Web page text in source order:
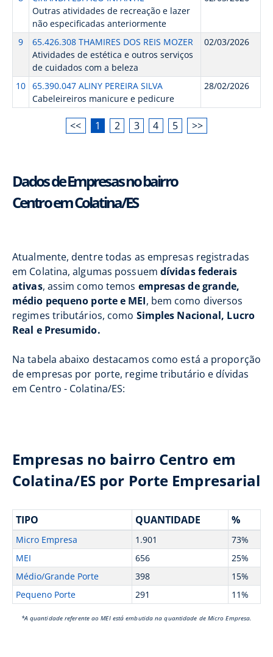
Outras atividades de recreação e lazer
não especificadas anteriormente
9
65.426.308 THAMIRES DOS REIS MOZER
Atividades de estética e outros serviços
de cuidados com a beleza
02/03/2026
10 65.390.047 ALINY PEREIRA SILVA
Cabeleireiros manicure e pedicure
28/02/2026
<< 1 2 3 4 5 >>
Dados de Empresas no bairro
Centro em Colatina/ES
Atualmente, dentre todas as empresas registradas
em Colatina, algumas possuem dívidas federais
ativas, assim como temos empresas de grande,
médio pequeno porte e MEI, bem como diversos
regimes tributários, como Simples Nacional, Lucro
Real e Presumido.
Na tabela abaixo destacamos como está a proporção
de empresas por porte, regime tributário e dívidas
em Centro - Colatina/ES:
Empresas no bairro Centro em
Colatina/ES por Porte Empresarial
TIPO QUANTIDADE %
Micro Empresa 1.901
73%
MEI
656
25%
Médio/Grande Porte
398
15%
Pequeno Porte
291 11%
*A quantidade referente ao MEI está embutida na quantidade de Micro Empresa.